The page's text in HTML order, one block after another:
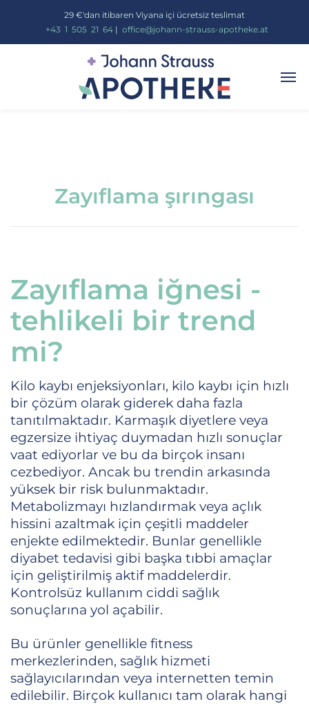
29 €'dan itibaren Viyana içi ücretsiz teslimat
+43 1 505_ 21 64| office@johann-strauss-apotheke.at
Zayıflama şırıngası
Zayıflama iğnesi -
tehlikeli bir trend
mi?
Kilo kaybı enjeksiyonları, kilo kaybı için hızlı
bir çözüm olarak giderek daha fazla
tanıtılmaktadır. Karmaşık diyetlere veya
egzersize ihtiyaç duymadan hızlı sonuçlar
vaat ediyorlar ve bu da birçok insanı
cezbediyor. Ancak bu trendin arkasında
yüksek bir risk bulunmaktadır.
Metabolizmayı hızlandırmak veya açlık
hissini azaltmak için çeşitli maddeler
enjekte edilmektedir. Bunlar genellikle
diyabet tedavisi gibi başka tıbbi amaçlar
için geliştirilmiş aktif maddelerdir.
Kontrolsüz kullanım ciddi sağlık
sonuçlarına yol açabilir.
Bu ürünler genellikle fitness
merkezlerinden, sağlık hizmeti
sağlayıcılarından veya internetten temin
edilebilir. Birçok kullanıcı tam olarak hangi